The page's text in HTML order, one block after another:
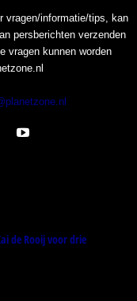
vragen/informatie/tips, kan
persberichten verzenden
vragen kunnen worden
de Rooij voor drie